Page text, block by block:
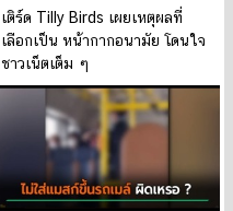
เติร์ด Tilly Birds เผยเหตุผลที่
เลือกเป็น หน้ากากอนามัย โดนใจ
ชาวเน็ตเต็ม ๆ